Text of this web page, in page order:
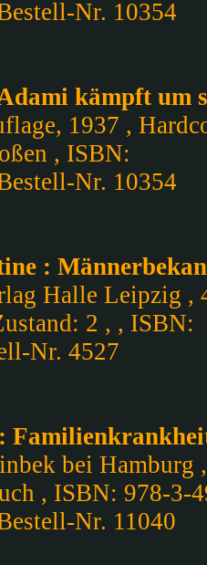
Nr. 10354
kämpft um
1937 ,
, ISBN:
Nr. 10354
:
Halle Leipzig ,
2 , , ISBN:
Nr. 4527
bei Hamburg
, ISBN: 978-3-
Nr. 11040